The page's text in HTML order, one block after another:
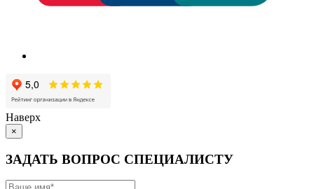
Наверх
×
ЗАДАТЬ ВОПРОС СПЕЦИАЛИСТУ